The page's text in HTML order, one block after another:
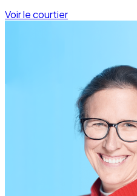
Voir le courtier